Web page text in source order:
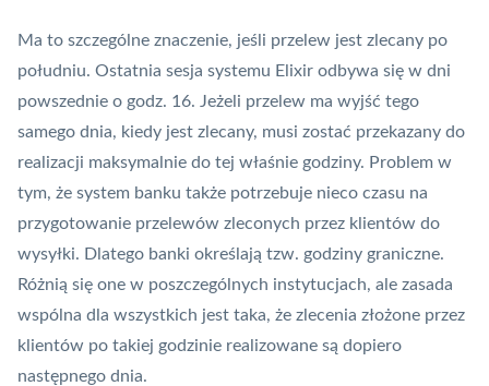
Ma to szczególne znaczenie, jeśli przelew jest zlecany po
południu. Ostatnia sesja systemu Elixir odbywa się w dni
powszednie o godz. 16. Jeżeli przelew ma wyjść tego
samego dnia, kiedy jest zlecany, musi zostać przekazany do
realizacji maksymalnie do tej właśnie godziny. Problem w
tym, że system banku także potrzebuje nieco czasu na
przygotowanie przelewów zleconych przez klientów do
wysyłki. Dlatego banki określają tzw. godziny graniczne.
Różnią się one w poszczególnych instytucjach, ale zasada
wspólna dla wszystkich jest taka, że zlecenia złożone przez
klientów po takiej godzinie realizowane są dopiero
następnego dnia.